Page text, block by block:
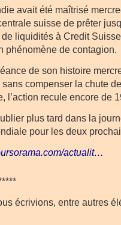
avait été maîtrisé
suisse de prêter
liquidités à Credit
phénomène de contagion.
de son histoire
sans compenser la chute
l’action recule encore de
plus tard dans la
pour les deux
actualit…
écrivions, entre autres